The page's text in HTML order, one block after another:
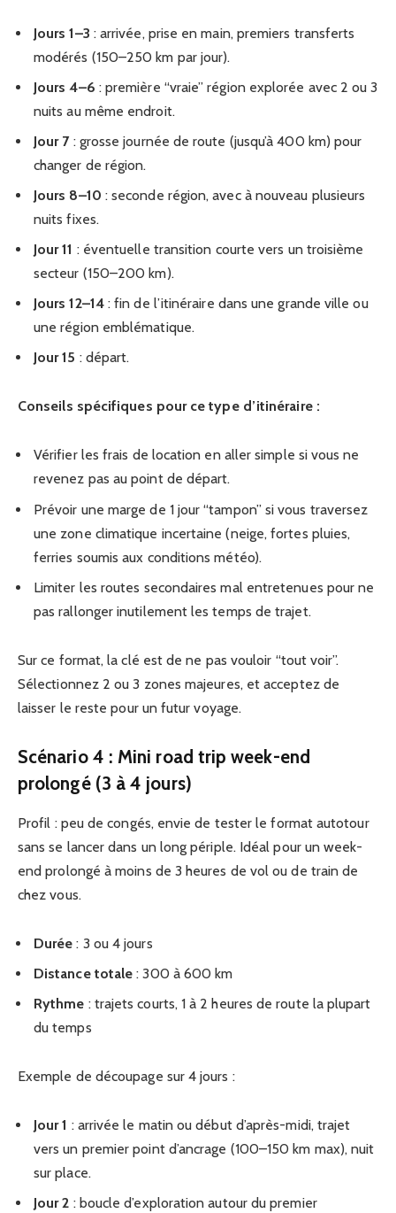
Jours 1–3 : arrivée, prise en main, premiers transferts
modérés (150–250 km par jour).
Jours 4–6 : première “vraie” région explorée avec 2 ou 3
nuits au même endroit.
Jour 7: grosse journée de route (jusqu’à 400 km) pour
changer de région.
Jours 8–10 : seconde région, avec à nouveau plusieurs
nuits fixes.
Jour 11 : éventuelle transition courte vers un troisième
secteur (150–200 km).
Jours 12–14: fin de l’itinéraire dans une grande ville ou
une région emblématique.
Jour 15 : départ.
Conseils spécifiques pour ce type d’itinéraire :
Vérifier les frais de location en aller simple si vous ne
revenez pas au point de départ.
Prévoir une marge de 1 jour “tampon” si vous traversez
une zone climatique incertaine (neige, fortes pluies,
ferries soumis aux conditions météo).
Limiter les routes secondaires mal entretenues pour ne
pas rallonger inutilement les temps de trajet.
Sur ce format, la clé est de ne pas vouloir “tout voir”.
Sélectionnez 2 ou 3 zones majeures, et acceptez de
laisser le reste pour un futur voyage.
Scénario 4 : Mini road trip week-end
prolongé (3 à 4 jours)
Profil : peu de congés, envie de tester le format autotour
sans se lancer dans un long périple. Idéal pour un week-
end prolongé à moins de 3 heures de vol ou de train de
chez vous.
Durée : 3 ou 4 jours
Distance totale : 300 à 600 km
Rythme : trajets courts, 1 à 2 heures de route la plupart
du temps
Exemple de découpage sur 4 jours :
Jour 1 : arrivée le matin ou début d’après-midi, trajet
vers un premier point d’ancrage (100–150 km max), nuit
sur place.
Jour 2 : boucle d’exploration autour du premier